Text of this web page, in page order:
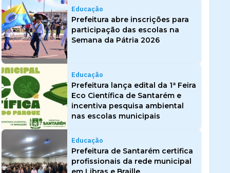
Educação
Prefeitura abre inscrições para
participação das escolas na
Semana da Pátria 2026
Educação
Prefeitura lança edital da 1ª Feira
Eco Científica de Santarém e
incentiva pesquisa ambiental
nas escolas municipais
Educação
Prefeitura de Santarém certifica
profissionais da rede municipal